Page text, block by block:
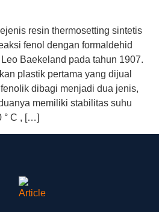
resin thermosetting sintetis
fenol dengan formaldehid
Baekeland pada tahun 1907.
plastik pertama yang dijual
dibagi menjadi dua jenis,
memiliki stabilitas suhu
° C , […]